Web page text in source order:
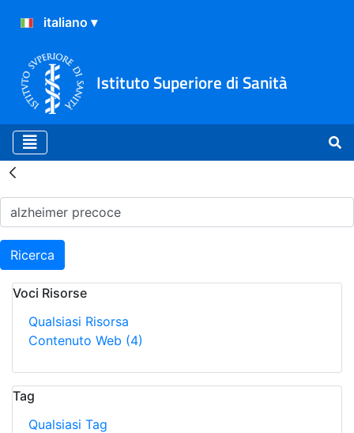
Istituto Superiore di Sanità
Risultati della Ricerca -
Ricerca
Voci Risorse
Qualsiasi Risorsa
Contenuto Web (4)
Tag
Qualsiasi Tag